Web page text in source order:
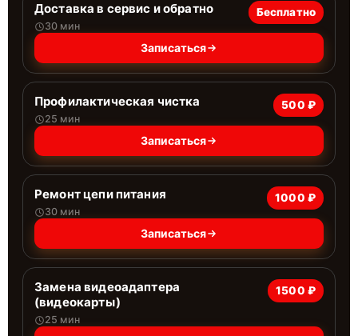
Доставка в сервис и обратно
30 мин
Бесплатно
Записаться
Профилактическая чистка
25 мин
500 ₽
Записаться
Ремонт цепи питания
30 мин
1000 ₽
Записаться
Замена видеоадаптера
(видеокарты)
25 мин
1500 ₽